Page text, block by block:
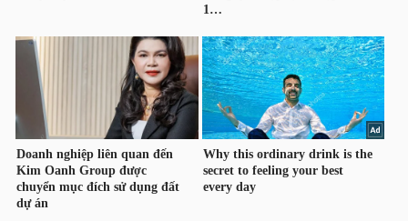
TIÊU
DÙNG
KHÔNG
THIẾT